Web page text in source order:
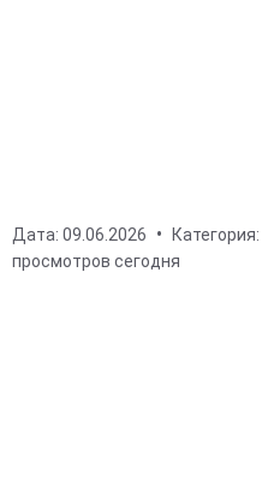
Дата: 09.06.2026 Категория:
просмотров сегодня